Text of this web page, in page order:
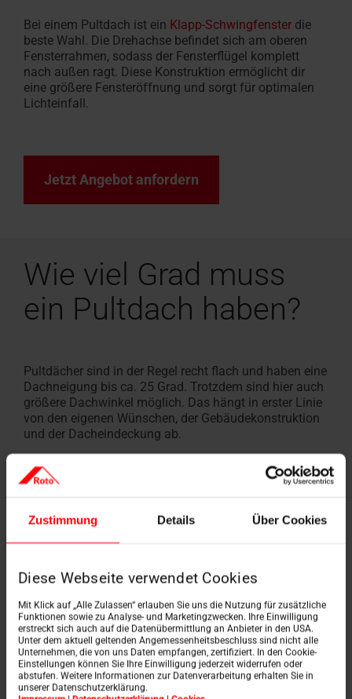
Zustimmung Details Über Cookies
Diese Webseite verwendet Cookies
Mit Klick auf „Alle Zulassen“ erlauben Sie uns die Nutzung für zusätzliche
Funktionen sowie zu Analyse- und Marketingzwecken. Ihre Einwilligung
erstreckt sich auch auf die Datenübermittlung an Anbieter in den USA.
Unter dem aktuell geltenden Angemessenheitsbeschluss sind nicht alle
Unternehmen, die von uns Daten empfangen, zertifiziert. In den Cookie-
Einstellungen können Sie Ihre Einwilligung jederzeit widerrufen oder
abstufen. Weitere Informationen zur Datenverarbeitung erhalten Sie in
unserer Datenschutzerklärung.
Bei einem Pultdach ist ein Klapp-Schwingfenster die
beste Wahl. Die Drehachse befindet sich am oberen
Fensterrahmen, sodass der Fensterflügel komplett
nach außen ragt. Diese Konstruktion ermöglicht dir
eine größere Fensteröffnung und sorgt für optimalen
Lichteinfall.
Jetzt Angebot anfordern
Wie viel Grad muss
ein Pultdach haben?
Pultdächer sind in der Regel recht flach und haben eine
Dachneigung bis ca. 25 Grad. Trotzdem sind hier auch
größere Dachwinkel möglich. Das hängt in erster Linie
von den eigenen Wünschen, der Gebäudekonstruktion
und der Dacheindeckung ab.
Wissenswert:
besser können Wasser, Schnee und andere
Ablagerungen hinunterlaufen.
Dachwinkel auch viel Wohnraum unter der
Dachschräge wegnehmen. Experten
empfehlen daher einen Dachwinkel von
ungefähr 25 Grad zu wählen, da es sich
hierbei um einen guten Kompromiss
handelt.